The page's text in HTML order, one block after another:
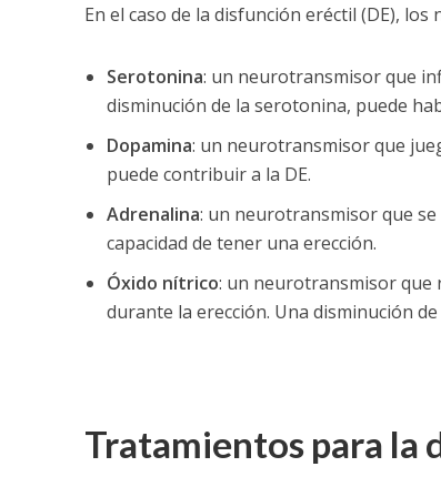
En el caso de la disfunción eréctil (DE),
Serotonina: un neurotransmisor que
disminución de la serotonina, puede
Dopamina: un neurotransmisor que
puede contribuir a la DE.
Adrenalina: un neurotransmisor que
capacidad de tener una erección.
Óxido nítrico: un neurotransmisor que
durante la erección. Una disminución
Tratamientos para la